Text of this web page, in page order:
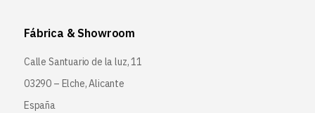
Fábrica & Showroom
Calle Santuario de la luz, 11
03290 – Elche, Alicante
España